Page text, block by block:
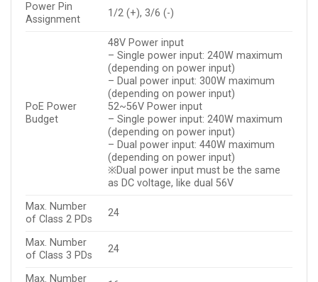
Power Pin
Assignment
1/2 (+), 3/6 (-)
PoE Power
Budget
48V Power input
– Single power input: 240W maximum
(depending on power input)
– Dual power input: 300W maximum
(depending on power input)
52~56V Power input
– Single power input: 240W maximum
(depending on power input)
– Dual power input: 440W maximum
(depending on power input)
※Dual power input must be the same
as DC voltage, like dual 56V
Max. Number
of Class 2 PDs
24
Max. Number
of Class 3 PDs
24
Max. Number